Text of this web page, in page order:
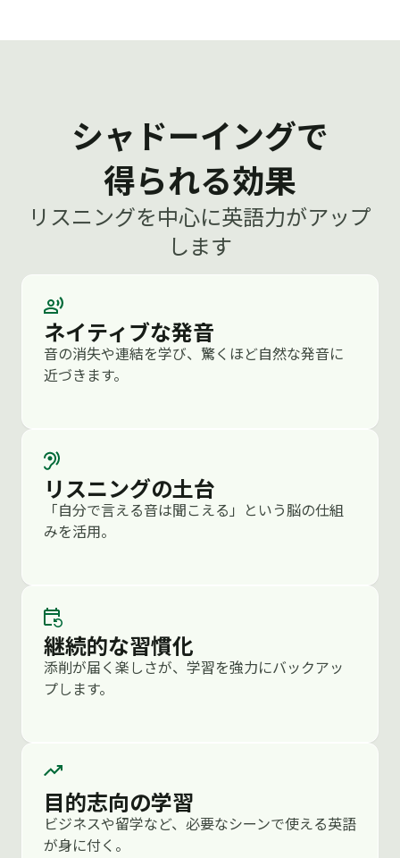
Mika:
So, Emily, I’d like to move on to the
main topic—the reinsurance contract for
our China branch. We’re reviewing the
draft agreement from the local partner,
and there are a few clauses we need
expert advice on. I’d like to hear your initial
Emily:
some areas that may require closer
attention. The regulatory environment in
Mika:
limitation clause. The wording seems
unusually broad, and I’m not sure it would
meet the requirements of the latest
Emily:
satisfy the regulator, and it could expose
your company to unnecessary risks. I
would recommend drafting an alternative
point is the confidentiality provision,
particularly how client data may be shared
across borders. Our internal compliance
team raised concerns about potential
シャドーイングで
得られる効果
リスニングを中心に英語力がアップ
します
ネイティブな発音
音の消失や連結を学び、驚くほど自然な発音に
近づきます。
リスニングの土台
「自分で言える音は聞こえる」という脳の仕組
みを活用。
継続的な習慣化
添削が届く楽しさが、学習を強力にバックアッ
プします。
目的志向の学習
ビジネスや留学など、必要なシーンで使える英語
が身に付く。